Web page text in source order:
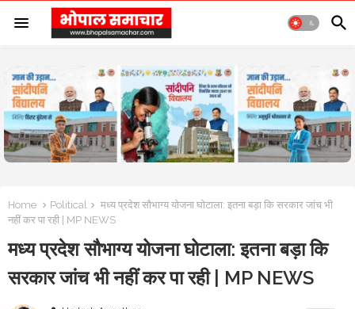
Home Political
मध्य प्रदेश सौभाग्य योजना घोटाला: इतना बड़ा कि सरकार जांच भी
नहीं कर पा रही | MP NEWS
मध्य प्रदेश सौभाग्य योजना घोटाला: इतना बड़ा कि
सरकार जांच भी नहीं कर पा रही | MP NEWS